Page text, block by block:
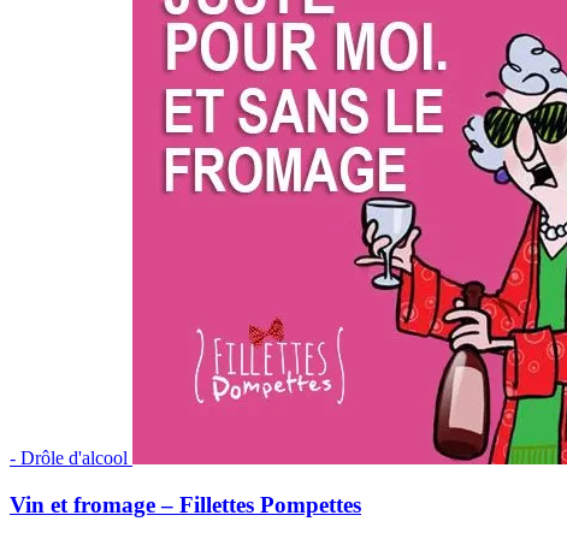
- Drôle d'alcool
Vin et fromage – Fillettes Pompettes